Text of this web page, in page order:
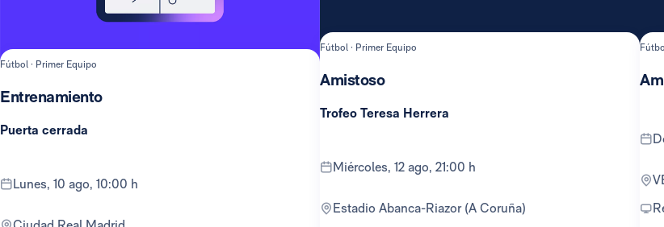
Fútbol · Primer Equipo
Entrenamiento
Puerta cerrada
lunes, 10 ago, 10:00 h
Fútbol · Primer Equipo
Amistoso
Trofeo Teresa Herrera
miércoles, 12 ago, 21:00 h
Estadio Abanca-Riazor (A Coruña)